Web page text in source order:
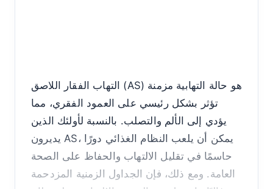
التهاب الفقار اللاصق (AS) هو حالة التهابية مزمنة
تؤثر بشكل رئيسي على العمود الفقري، مما
يؤدي إلى الألم والتصلب. بالنسبة لأولئك الذين
يديرون AS، يمكن أن يلعب النظام الغذائي دورًا
حاسمًا في تقليل الالتهاب والحفاظ على الصحة
العامة. ومع ذلك، فإن الجداول الزمنية المزدحمة